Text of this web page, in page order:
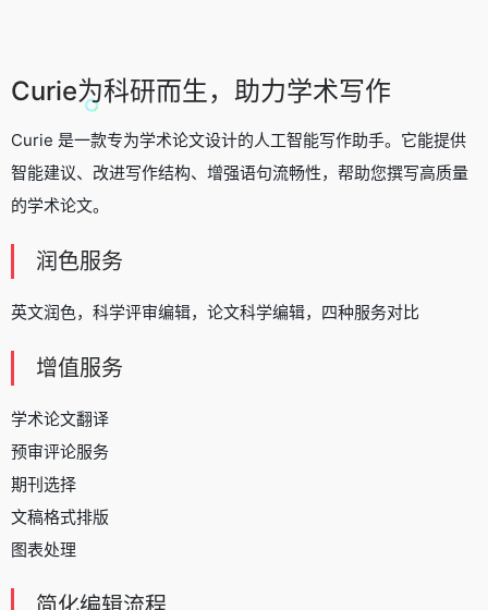
Curie为科研而生，助力学术写作
Curie 是一款专为学术论文设计的人工智能写作助手。它能提供
智能建议、改进写作结构、增强语句流畅性，帮助您撰写高质量
的学术论文。
润色服务
英文润色，科学评审编辑，论文科学编辑，四种服务对比
增值服务
学术论文翻译
预审评论服务
期刊选择
文稿格式排版
图表处理